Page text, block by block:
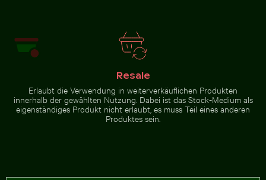
Resale
Erlaubt die Verwendung in weiterverkäuflichen Produkten
innerhalb der gewählten Nutzung. Dabei ist das Stock-Medium als
eigenständiges Produkt nicht erlaubt, es muss Teil eines anderen
Produktes sein.